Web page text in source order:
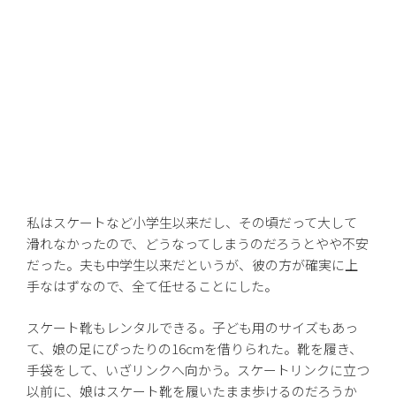
私はスケートなど小学生以来だし、その頃だって大して
滑れなかったので、どうなってしまうのだろうとやや不安
だった。夫も中学生以来だというが、彼の方が確実に上
手なはずなので、全て任せることにした。
スケート靴もレンタルできる。子ども用のサイズもあっ
て、娘の足にぴったりの16cmを借りられた。靴を履き、
手袋をして、いざリンクへ向かう。スケートリンクに立つ
以前に、娘はスケート靴を履いたまま歩けるのだろうか